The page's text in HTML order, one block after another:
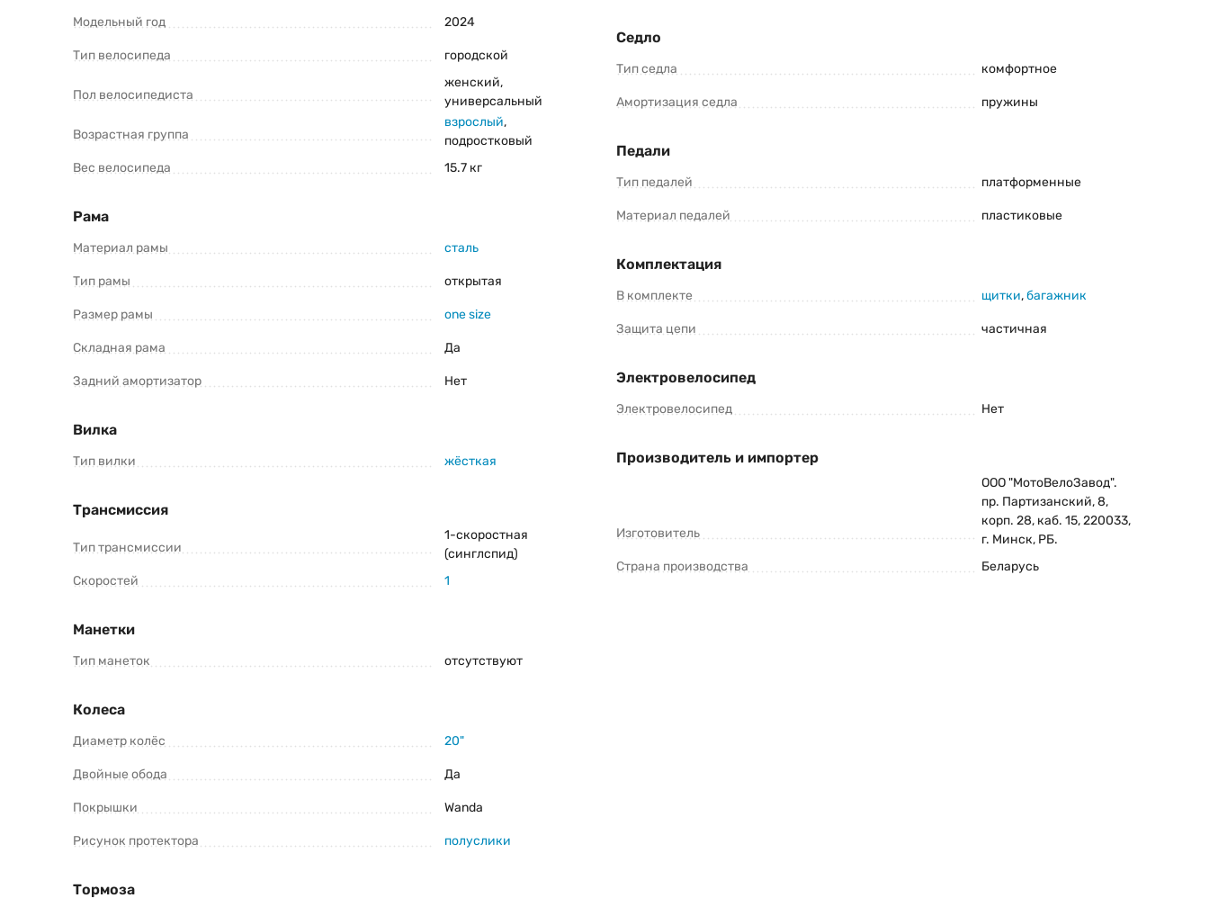
Консультация и оформление заказа:
*Информация о товаре предоставлена для ознакомления. Производители оставляют за собой право изменять внешний вид, характеристики и комплектацию товара предварительно не уведомляя
Модельный год 2024
Тип велосипеда городской
Пол велосипедиста
женский,
универсальный
Возрастная группа
взрослый,
подростковый
Вес велосипеда
15.7 кг
Рама
Материал рамы сталь
Тип рамы открытая
Размер рамы one size
Складная рама Да
Задний амортизатор Нет
Вилка
Тип вилки жёсткая
Трансмиссия
Тип трансмиссии
1-скоростная
(синглспид)
Скоростей
1
Манетки
Тип манеток отсутствуют
Колеса
Диаметр колёс 20"
Двойные обода Да
Покрышки Wanda
Рисунок протектора полуслики
Тормоза
Седло
Тип седла комфортное
Амортизация седла пружины
Педали
Тип педалей платформенные
Материал педалей пластиковые
Комплектация
В комплекте щитки,багажник
Защита цепи частичная
Электровелосипед
Электровелосипед Нет
Производитель и импортер
Изготовитель
ООО "МотоВелоЗавод".
пр. Партизанский, 8,
корп. 28, каб. 15, 220033,
г. Минск, РБ.
Страна производства
Беларусь